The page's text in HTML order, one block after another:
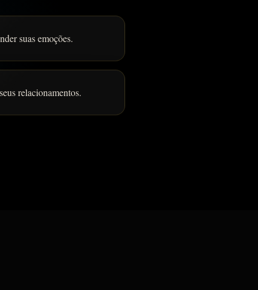
suas emoções.
relacionamentos.